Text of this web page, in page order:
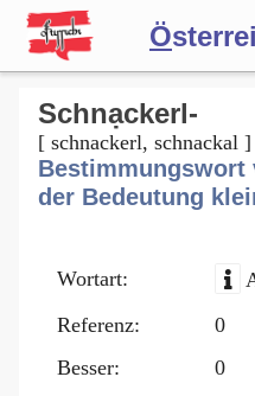
Ö
Wörterbuch
Forum
Schnạckerl-
[ schnackerl, schnackal ]
Bestimmungswort
der Bedeutung
Wortart:
Referenz:
0
Besser:
0